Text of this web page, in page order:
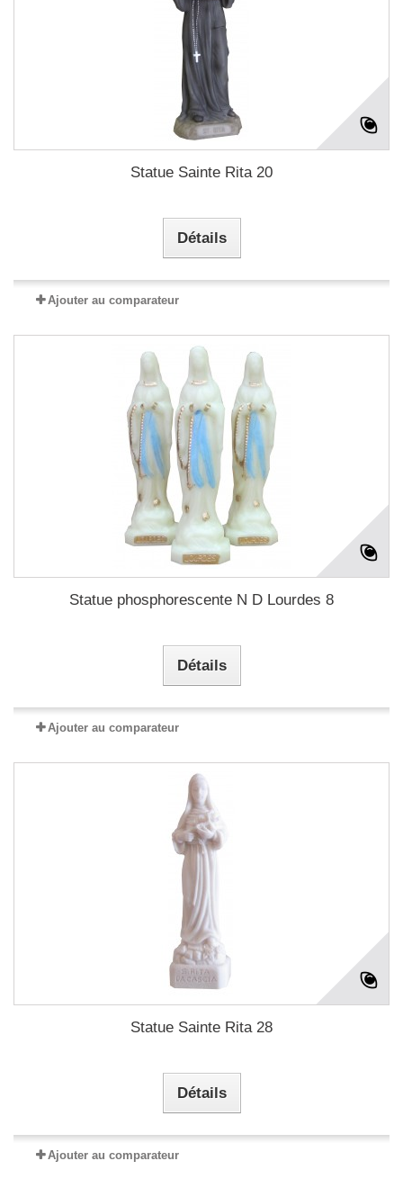
Statue Sainte Rita 20
Détails
Ajouter au comparateur
Statue phosphorescente N D Lourdes 8
Détails
Ajouter au comparateur
Statue Sainte Rita 28
Détails
Ajouter au comparateur